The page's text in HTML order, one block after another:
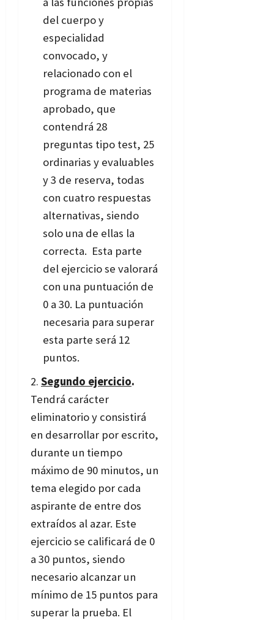
del cuerpo y
especialidad
convocado, y
relacionado con el
programa de materias
aprobado, que
contendrá 28
preguntas tipo test, 25
ordinarias y evaluables
y 3 de reserva, todas
con cuatro respuestas
alternativas, siendo
solo una de ellas la
correcta. Esta parte
del ejercicio se valorará
con una puntuación de
0 a 30. La puntuación
necesaria para superar
esta parte será 12
puntos.
Segundo ejercicio.
Tendrá carácter
eliminatorio y consistirá
en desarrollar por escrito,
durante un tiempo
máximo de 90 minutos, un
tema elegido por cada
aspirante de entre dos
extraídos al azar. Este
ejercicio se calificará de 0
a 30 puntos, siendo
necesario alcanzar un
mínimo de 15 puntos para
superar la prueba. El